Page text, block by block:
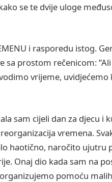
se te dvije uloge
i rasporedu istog.
prostom rečenicom:
vrijeme,
sam cijeli dan za djecu i
vremena.
haotično, naročito ujutru
Onaj dio kada sam na
pomoću